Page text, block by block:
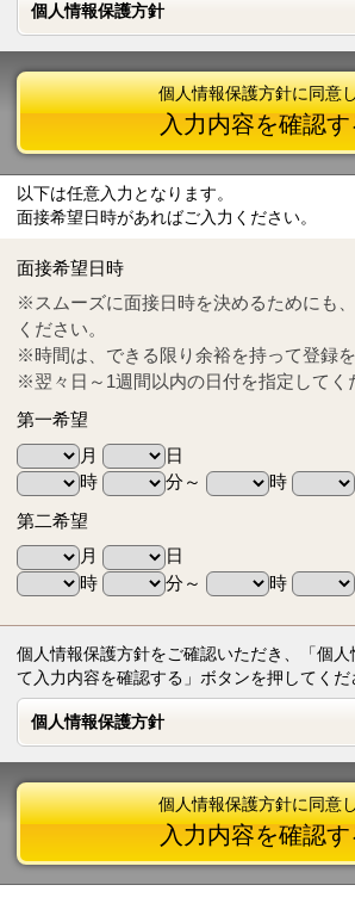
個人情報保護方針
個人情報保護方針
Tel
0570-55-0314
個人情報保護方針に同意
入力内容を確認す
以下は任意入力となります。
面接希望日時があればご入力ください。
面接希望日時
※スムーズに面接日時を決めるためにも
ください。
※時間は、できる限り余裕を持って登録を
※翌々日～1週間以内の日付を指定してく
第一希望
月
日
時
分～ 時
第二希望
月
日
時
分～ 時
個人情報保護方針をご確認いただき、「個
て入力内容を確認する」ボタンを押してくだ
個人情報保護方針
個人情報保護方針
個人情報保護方針に同意
入力内容を確認す